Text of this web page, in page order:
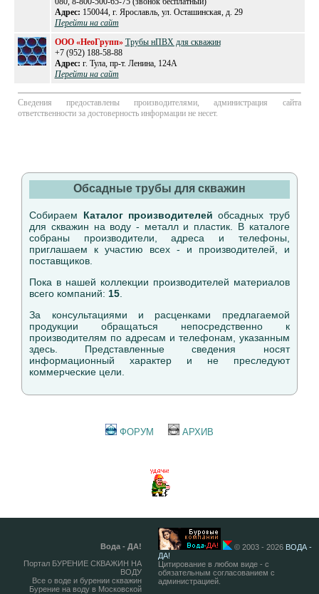
Адрес: 150044, г. Ярославль, ул. Осташинская, д. 29
Перейти на сайт
ООО «НеоГрупп» Трубы нПВХ для скважин
+7 (952) 188-58-88
Адрес: г. Тула, пр-т. Ленина, 124А
Перейти на сайт
Сведения предоставлены производителями, администрация сайта
ответственности за достоверность информации не несет.
Обсадные трубы для скважин
Собираем Каталог производителей обсадных труб
для скважин на воду - металл и пластик. В каталоге
собраны производители, адреса и телефоны,
приглашаем к участию всех - и производителей, и
поставщиков.
Пока в нашей коллекции производителей материалов
всего компаний: 15
За консультациями и расценками предлагаемой
продукции обращаться непосредственно к
производителям по адресам и телефонам, указанным
здесь. Представленные сведения носят
информационный характер и не преследуют
коммерческие цели.
ФОРУМ АРХИВ
Вода - ДА!
Портал БУРЕНИЕ СКВАЖИН НА
ВОДУ
Все о воде и бурении скважин
Бурение на воду в Московской
© 2003 - 2026 ВОДА -
ДА!
Цитирование в любом виде - с
обязательным согласованием с
администрацией.